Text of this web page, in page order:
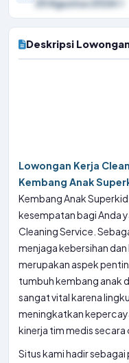
25 Agustus 2026
Deskripsi
Lowongan Kerja
Kembang Anak
Kembang Anak
kesempatan bagi Anda
Cleaning Service.
menjaga kebersihan
merupakan aspek
tumbuh kembang anak
sangat vital karena
meningkatkan
kinerja tim medis secara
Situs kami hadir